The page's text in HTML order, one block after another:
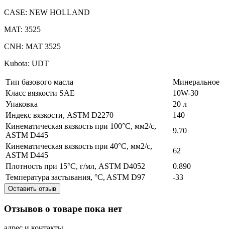
CASE: NEW HOLLAND
MAT: 3525
CNH: MAT 3525
Kubota: UDT
Тип базового масла
Минеральное
Класс вязкости SAE
10W-30
Упаковка
20 л
Индекс вязкости, ASTM D2270
140
Кинематическая вязкость при 100°C, мм2/с,
ASTM D445
9.70
Кинематическая вязкость при 40°C, мм2/с,
ASTM D445
62
Плотность при 15°C, г/мл, ASTM D4052
0.890
Температура застывания, °C, ASTM D97
-33
Оставить отзыв
Отзывов о товаре пока нет